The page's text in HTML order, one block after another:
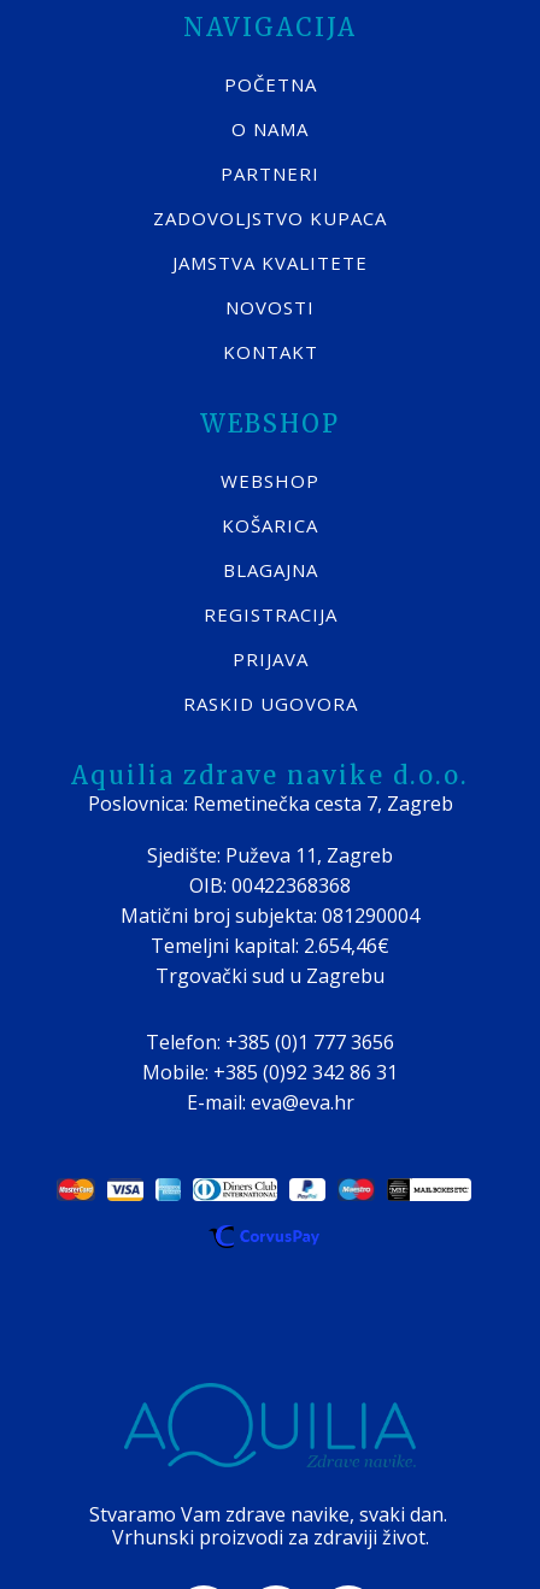
NAVIGACIJA
POČETNA
O NAMA
PARTNERI
ZADOVOLJSTVO KUPACA
JAMSTVA KVALITETE
NOVOSTI
KONTAKT
WEBSHOP
WEBSHOP
KOŠARICA
BLAGAJNA
REGISTRACIJA
PRIJAVA
RASKID UGOVORA
Aquilia zdrave navike d.o.o.
Poslovnica: Remetinečka cesta 7, Zagreb
Sjedište: Puževa 11, Zagreb
OIB: 00422368368
Matični broj subjekta: 081290004
Temeljni kapital: 2.654,46€
Trgovački sud u Zagrebu
Telefon: +385 (0)1 777 3656
Mobile: +385 (0)92 342 86 31
E-mail: eva@eva.hr
Stvaramo Vam zdrave navike, svaki dan.
Vrhunski proizvodi za zdraviji život.